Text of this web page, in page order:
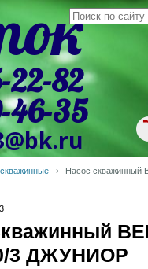
22-82
46-35
скважинные ›
Насос скважинный
3 ДЖУНИОР